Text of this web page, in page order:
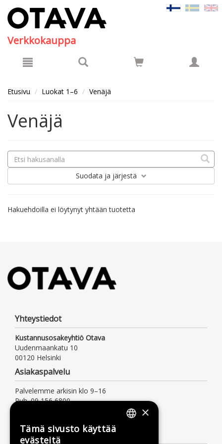
Verkkokauppa
Etusivu Luokat 1–6 Venäjä
Venäjä
Suodata ja järjestä
Hakuehdoilla ei löytynyt yhtään tuotetta
Yhteystiedot
Kustannusosakeyhtiö Otava
Uudenmaankatu 10
00120 Helsinki
Asiakaspalvelu
Palvelemme arkisin klo 9–16
Puh. 09 156 6800
Lisätietoa
×
Tämä sivusto käyttää
evästeitä